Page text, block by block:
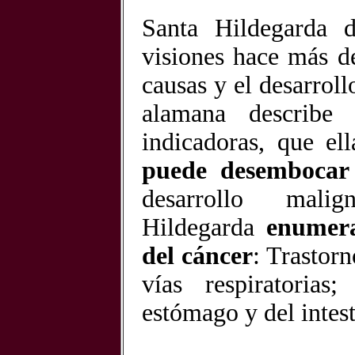
Santa Hildegarda
visiones hace más
causas y el
alamana describe
indicadoras, que
puede
desarrollo
Hildegarda
del cáncer:
vías
estómago y del